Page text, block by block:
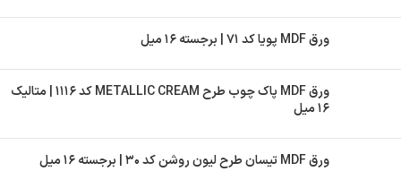
ورق MDF پویا کد ۷۱ | برجسته ۱۶ میل
ورق MDF پاک چوب طرح METALLIC CREAM کد ۱۱۱۶ | متالیک
۱۶ میل
ورق MDF تیسان طرح لیون روشن کد ۳۰ | برجسته ۱۶ میل